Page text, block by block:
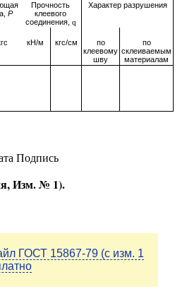
Р
Прочность
клеевого
соединения, q
Характер разрушения
кН/м кгс/см
по
клеевому
шву
по
склеиваемым
материалам
Подпись
Изм. № 1).
ГОСТ 15867-79 (с изм. 1